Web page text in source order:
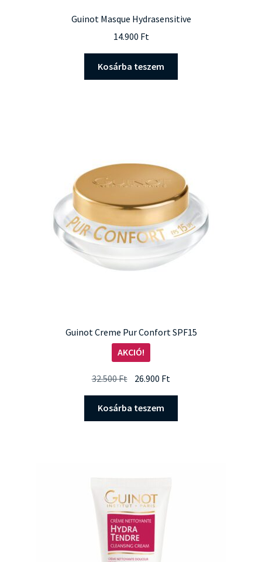
Guinot Masque Hydrasensitive
14.900 Ft
Kosárba teszem
Guinot Creme Pur Confort SPF15
AKCIÓ!
32.500Ft Original
was:
32.500 Ft.
26.900 Ft
26.900 Ft.
Kosárba teszem